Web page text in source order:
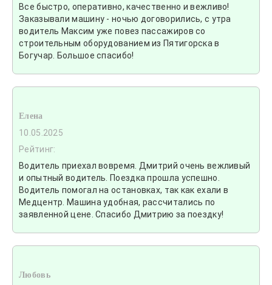
Все быстро, оперативно, качественно и вежливо!
Заказывали машину - ночью договорились, с утра
водитель Максим уже повез пассажиров со
строительным оборудованием из Пятигорска в
Богучар. Большое спасибо!
Елена
10.05.2025
Рейтинг:
Водитель приехал вовремя. Дмитрий очень вежливый
и опытный водитель. Поездка прошла успешно.
Водитель помогал на остановках, так как ехали в
Медцентр. Машина удобная, рассчитались по
заявленной цене. Спасибо Дмитрию за поездку!
Любовь